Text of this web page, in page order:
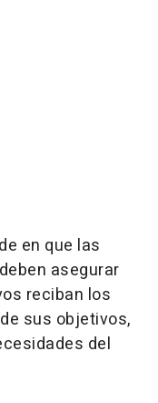
en que las
asegurar
reciban los
sus objetivos,
del